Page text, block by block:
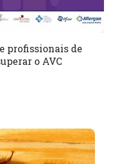
profissionais de
o AVC